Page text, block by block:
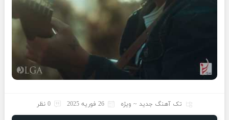
تک آهنگ جدید ~ ویژه 26 فوریه 2025 0 نظر